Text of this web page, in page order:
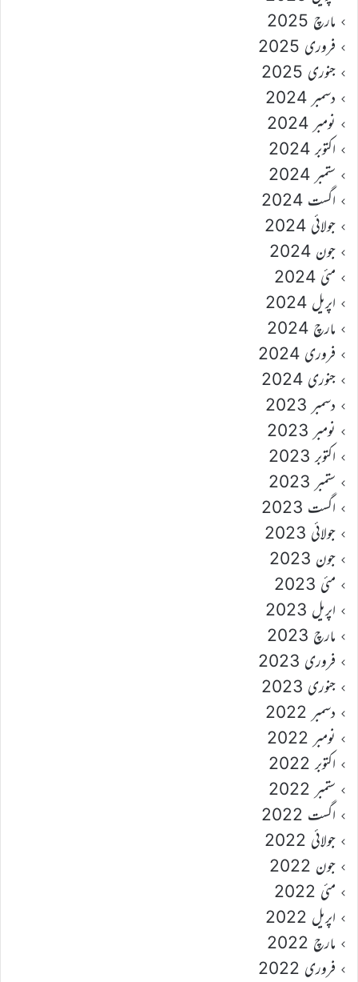
مارچ 2025
فروری 2025
جنوری 2025
دسمبر 2024
نومبر 2024
اکتوبر 2024
ستمبر 2024
اگست 2024
جولائی 2024
جون 2024
مئی 2024
اپریل 2024
مارچ 2024
فروری 2024
جنوری 2024
دسمبر 2023
نومبر 2023
اکتوبر 2023
ستمبر 2023
اگست 2023
جولائی 2023
جون 2023
مئی 2023
اپریل 2023
مارچ 2023
فروری 2023
جنوری 2023
دسمبر 2022
نومبر 2022
اکتوبر 2022
ستمبر 2022
اگست 2022
جولائی 2022
جون 2022
مئی 2022
اپریل 2022
مارچ 2022
فروری 2022